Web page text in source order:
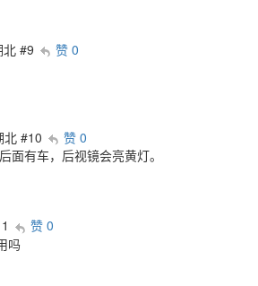
北 #9
赞 0
北 #10
赞 0
面有车，后视镜会亮黄灯。
赞 0
吗